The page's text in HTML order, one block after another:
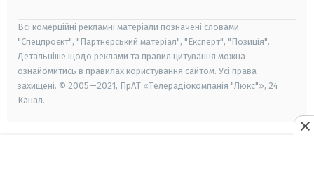
Всі комерційні рекламні матеріали позначені словами
"Спецпроєкт", "Партнерський матеріал", "Експерт", "Позиція".
Детальніше щодо реклами та правил цитування можна
ознайомитись в правилах користування сайтом. Усі права
захищені. © 2005—2021, ПрАТ «Телерадіокомпанія "Люкс"», 24
Канал.